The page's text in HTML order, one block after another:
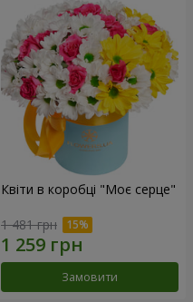
Квіти в коробці "Моє серце"
1 481 грн
Замовити